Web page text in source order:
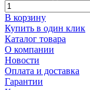
В корзину
Купить в один клик
Каталог товара
О компании
Новости
Оплата и доставка
Гарантии